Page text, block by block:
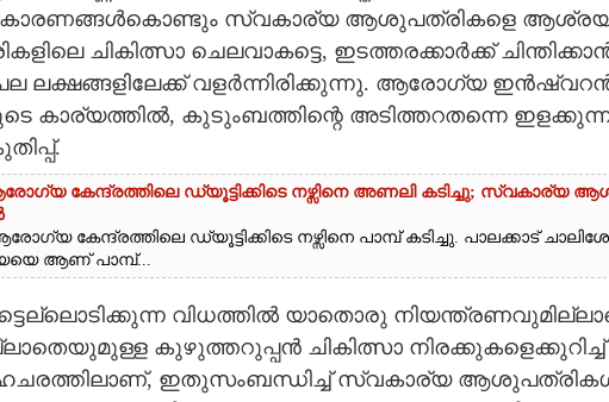
സ്വകാര്യ ആശുപത്രികളെ
ചികിത്സാ ചെലവാകട്ടെ,​ ഇടത്തരക്കാർക്ക്
ലക്ഷങ്ങളിലേക്ക് വളർന്നിരിക്കുന്നു. ആരോഗ്യ
കാര്യത്തിൽ,​ കുടുംബത്തിന്റെ അടിത്തറതന്നെ ഇളക്കുന്ന
കേന്ദ്രത്തിലെ ഡ്യൂട്ടിക്കിടെ നഴ്സിനെ അണലി കടിച്ചു; സ്വകാര്യ
കേന്ദ്രത്തിലെ ഡ്യൂട്ടിക്കിടെ നഴ്സിനെ പാമ്പ് കടിച്ചു. പാലക്കാട്
ആണ് പാമ്പ്...
വിധത്തിൽ യാതൊരു
കുഴുത്തറുപ്പൻ ചികിത്സാ
ഇതുസംബന്ധിച്ച് സ്വകാര്യ ആശുപത്രികൾ